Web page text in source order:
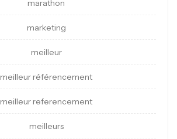
marathon
marketing
meilleur
meilleur référencement
meilleur referencement
meilleurs